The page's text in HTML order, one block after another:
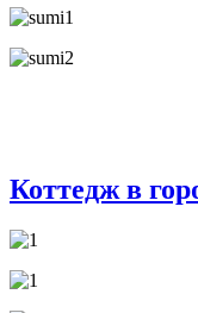
Коттедж в